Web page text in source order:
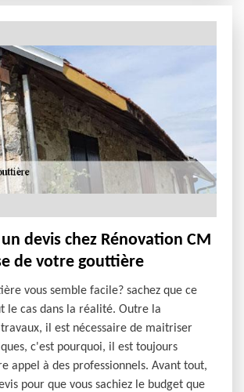
devis chez Rénovation CM
de votre gouttière
vous semble facile? sachez que ce
le cas dans la réalité. Outre la
il est nécessaire de maitriser
c'est pourquoi, il est toujours
appel à des professionnels. Avant tout,
pour que vous sachiez le budget que